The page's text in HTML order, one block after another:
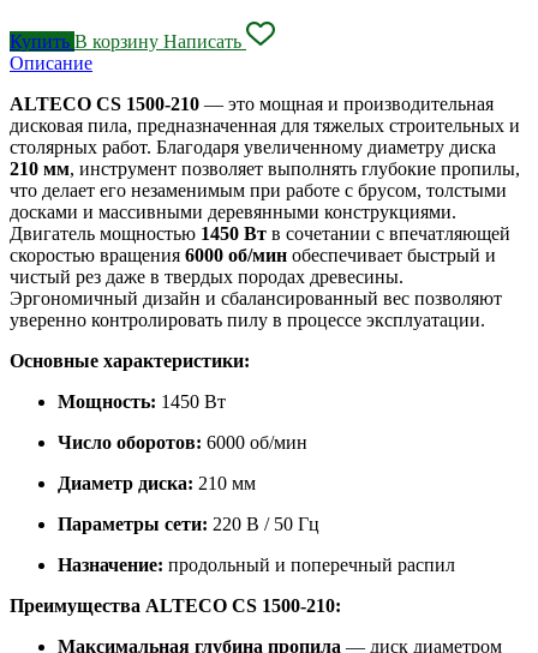
Купить В корзину Написать
Описание
ALTECO CS 1500-210 — это мощная и производительная
дисковая пила, предназначенная для тяжелых строительных и
столярных работ. Благодаря увеличенному диаметру диска
210 мм, инструмент позволяет выполнять глубокие пропилы,
что делает его незаменимым при работе с брусом, толстыми
досками и массивными деревянными конструкциями.
Двигатель мощностью 1450 Вт в сочетании с впечатляющей
скоростью вращения 6000 об/мин обеспечивает быстрый и
чистый рез даже в твердых породах древесины.
Эргономичный дизайн и сбалансированный вес позволяют
уверенно контролировать пилу в процессе эксплуатации.
Основные характеристики:
Мощность: 1450 Вт
Число оборотов: 6000 об/мин
Диаметр диска: 210 мм
Параметры сети: 220 В / 50 Гц
Назначение: продольный и поперечный распил
Преимущества ALTECO CS 1500-210:
Максимальная глубина пропила — диск диаметром